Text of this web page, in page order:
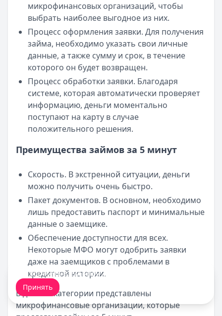
микрофинансовых организаций, чтобы
выбрать наиболее выгодное из них.
Процесс оформления заявки. Для получения
займа, необходимо указать свои личные
данные, а также сумму и срок, в течение
которого он будет возвращен.
Процесс обработки заявки. Благодаря
системе, которая автоматически проверяет
информацию, деньги моментально
поступают на карту в случае
положительного решения.
Преимущества займов за 5 минут
Скорость. В экстренной ситуации, деньги
можно получить очень быстро.
Пакет документов. В основном, необходимо
лишь предоставить паспорт и минимальные
данные о заемщике.
Обеспечение доступности для всех.
Некоторые МФО могут одобрить заявки
даже на заемщиков с проблемами в
кредитной истории.
В данной категории представлены
микрофинансовые организации, которые
Мы обрабатываем ваши cookie-файлы
Принять